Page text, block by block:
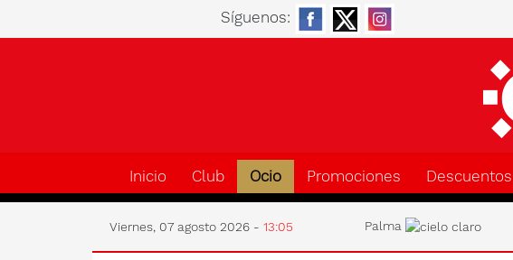
Síguenos:
Inicio Club Ocio Promociones Descuentos
Viernes, 07 agosto 2026 - 13:05 Palma